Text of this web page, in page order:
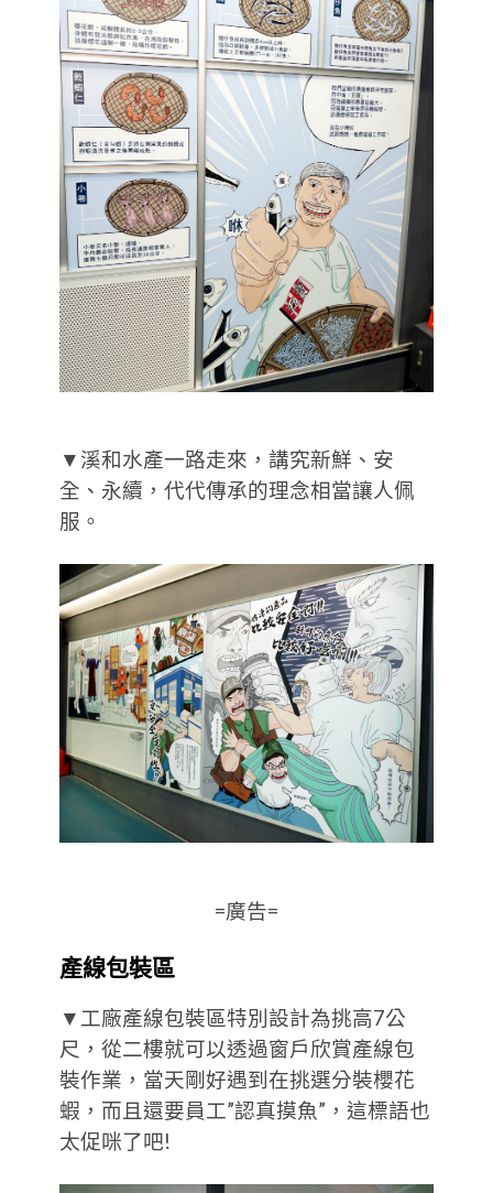
▼溪和水產一路走來，講究新鮮、安
全、永續，代代傳承的理念相當讓人佩
服。
=廣告=
產線包裝區
▼工廠產線包裝區特別設計為挑高7公
尺，從二樓就可以透過窗戶欣賞產線包
裝作業，當天剛好遇到在挑選分裝櫻花
蝦，而且還要員工”認真摸魚”，這標語也
太促咪了吧!